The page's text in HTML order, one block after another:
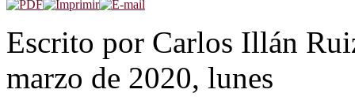
Escrito por Carlos Illán
marzo de 2020, lunes